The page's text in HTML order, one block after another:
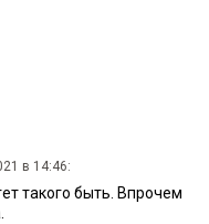
в 14:46:
такого быть. Впрочем